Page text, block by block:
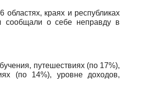
краях и республиках
сообщали о себе неправду в
путешествиях (по 17%),
(по 14%), уровне доходов,